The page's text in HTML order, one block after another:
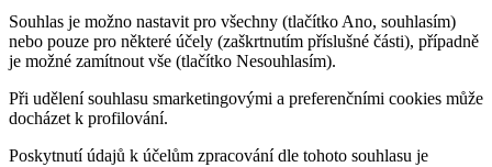
Souhlas je možno nastavit pro všechny (tlačítko Ano, souhlasím)
nebo pouze pro některé účely (zaškrtnutím příslušné části), případně
je možné zamítnout vše (tlačítko Nesouhlasím).
Při udělení souhlasu smarketingovými a preferenčními cookies může
docházet k profilování.
Poskytnutí údajů k účelům zpracování dle tohoto souhlasu je